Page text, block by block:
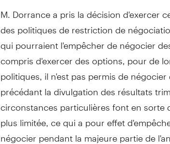
M. Dorrance a pris la décision d'exercer
des politiques de restriction de
qui pourraient l'empêcher de négocier
compris d'exercer des options, pour de
politiques, il n'est pas permis de
précédant la divulgation des résultats
circonstances particulières font en
plus limitée, ce qui a pour effet
négocier pendant la majeure partie de